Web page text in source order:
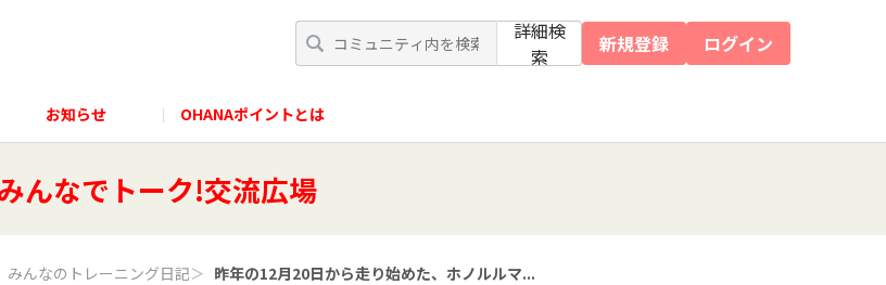
詳細検
索
新規登録 ログイン
お知らせ OHANAポイントとは
んなでトーク!交流広場
みんなのトレーニング日記＞ 昨年の12月20日から走り始めた、ホノルルマ...